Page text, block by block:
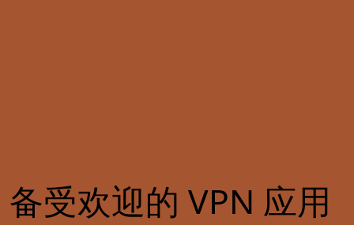
备受欢迎的 VPN 应用